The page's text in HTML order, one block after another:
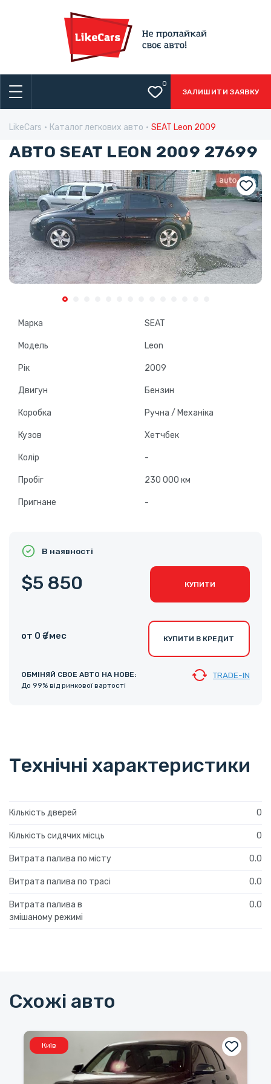
0
ЗАЛИШИТИ ЗАЯВКУ
LikeCars Каталог легкових авто SEAT Leon 2009
АВТО SEAT LEON 2009 27699
Марка SEAT
Модель Leon
Рік 2009
Двигун Бензин
Коробка Ручна / Механіка
Кузов Хетчбек
Колір -
Пробіг 230 000 км
Пригнане -
В наявності
$5 850 КУПИТИ
от 0 ₴ /мес КУПИТИ В КРЕДИТ
ОБМІНЯЙ СВОЕ АВТО НА НОВЕ:
До 99% від ринкової вартості
TRADE-IN
Технічні характеристики
Кількість дверей 0
Кількість сидячих місць 0
Витрата палива по місту 0.0
Витрата палива по трасі 0.0
Витрата палива в
змішаному режимі
0.0
Схожі авто
Київ